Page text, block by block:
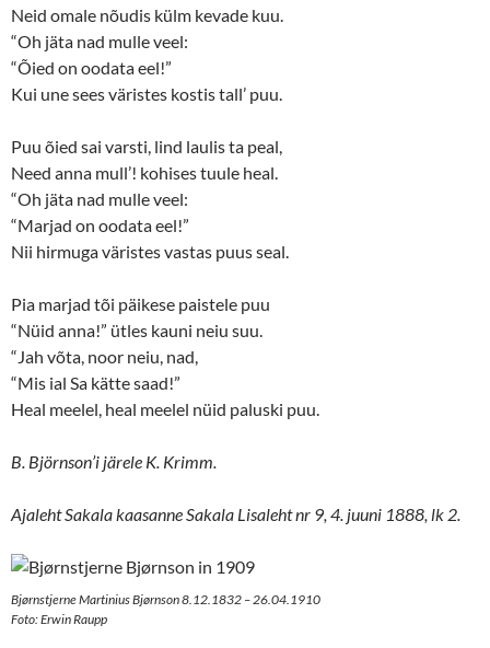
Neid omale nõudis külm kevade kuu.
“Oh jäta nad mulle veel:
“Õied on oodata eel!”
Kui une sees väristes kostis tall’ puu.
Puu õied sai varsti, lind laulis ta peal,
Need anna mull’! kohises tuule heal.
“Oh jäta nad mulle veel:
“Marjad on oodata eel!”
Nii hirmuga väristes vastas puus seal.
Pia marjad tõi päikese paistele puu
“Nüid anna!” ütles kauni neiu suu.
“Jah võta, noor neiu, nad,
“Mis ial Sa kätte saad!”
Heal meelel, heal meelel nüid paluski puu.
B. Björnson’i järele K. Krimm.
Ajaleht Sakala kaasanne Sakala Lisalehtnr 9, 4. juuni 1888, lk 2.
Bjørnstjerne Martinius Bjørnson 8.12.1832 – 26.04.1910
Foto: Erwin Raupp